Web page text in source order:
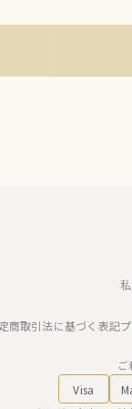
商取引法に基づく表記
Visa